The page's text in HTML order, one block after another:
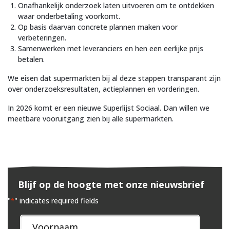
Onafhankelijk onderzoek laten uitvoeren om te ontdekken
waar onderbetaling voorkomt.
Op basis daarvan concrete plannen maken voor
verbeteringen.
Samenwerken met leveranciers en hen een eerlijke prijs
betalen.
We eisen dat supermarkten bij al deze stappen transparant zijn
over onderzoeksresultaten, actieplannen en vorderingen.
In 2026 komt er een nieuwe Superlijst Sociaal. Dan willen we
meetbare vooruitgang zien bij alle supermarkten.
Blijf op de hoogte met onze nieuwsbrief
"*" indicates required fields
Naam